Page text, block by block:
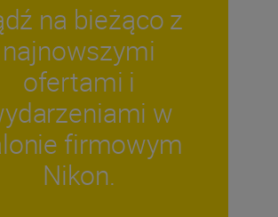
na bieżąco z
najnowszymi
ofertami i
w
firmowym
Nikon.